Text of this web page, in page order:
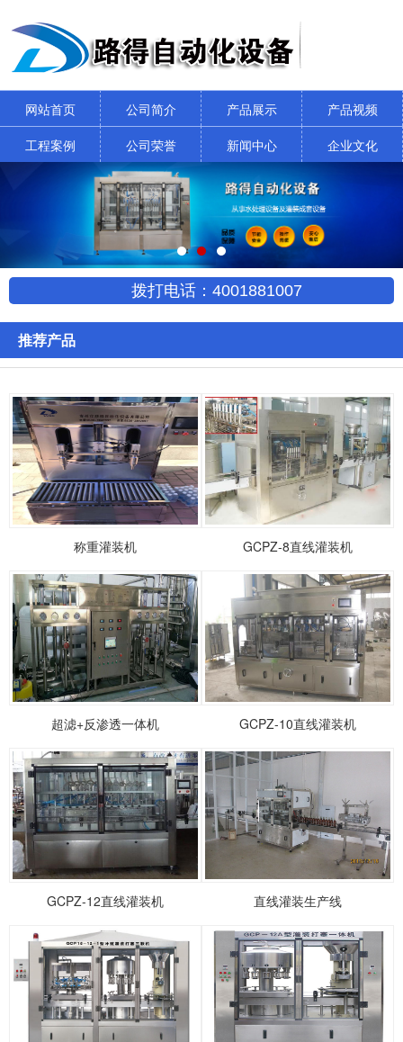
网站首页 公司简介 产品展示
产品视频
工程案例
公司荣誉 新闻中心 企业文化
1
拨打电话：4001881007
推荐产品
称重灌装机 GCPZ-8直线灌装机
超滤+反渗透一体机 GCPZ-10直线灌装机
GCPZ-12直线灌装机 直线灌装生产线